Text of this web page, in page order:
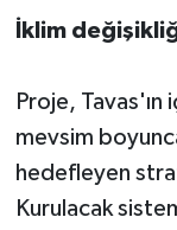
İklim
Proje,
mevsim
hedefleyen
Kurulacak